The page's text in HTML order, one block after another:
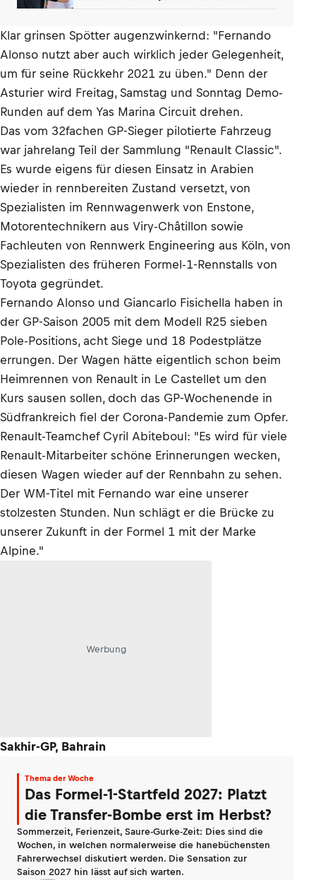
Klar grinsen Spötter augenzwinkernd: "Fernando
Alonso nutzt aber auch wirklich jeder Gelegenheit,
um für seine Rückkehr 2021 zu üben." Denn der
Asturier wird Freitag, Samstag und Sonntag Demo-
Runden auf dem Yas Marina Circuit drehen.
Das vom 32fachen GP-Sieger pilotierte Fahrzeug
war jahrelang Teil der Sammlung "Renault Classic".
Es wurde eigens für diesen Einsatz in Arabien
wieder in rennbereiten Zustand versetzt, von
Spezialisten im Rennwagenwerk von Enstone,
Motorentechnikern aus Viry-Châtillon sowie
Fachleuten von Rennwerk Engineering aus Köln, von
Spezialisten des früheren Formel-1-Rennstalls von
Toyota gegründet.
Fernando Alonso und Giancarlo Fisichella haben in
der GP-Saison 2005 mit dem Modell R25 sieben
Pole-Positions, acht Siege und 18 Podestplätze
errungen. Der Wagen hätte eigentlich schon beim
Heimrennen von Renault in Le Castellet um den
Kurs sausen sollen, doch das GP-Wochenende in
Südfrankreich fiel der Corona-Pandemie zum Opfer.
Renault-Teamchef Cyril Abiteboul: "Es wird für viele
Renault-Mitarbeiter schöne Erinnerungen wecken,
diesen Wagen wieder auf der Rennbahn zu sehen.
Der WM-Titel mit Fernando war eine unserer
stolzesten Stunden. Nun schlägt er die Brücke zu
unserer Zukunft in der Formel 1 mit der Marke
Alpine."
Werbung
Sakhir-GP, Bahrain
Thema der Woche
Das Formel-1-Startfeld 2027: Platzt
die Transfer-Bombe erst im Herbst?
Sommerzeit, Ferienzeit, Saure-Gurke-Zeit: Dies sind die
Wochen, in welchen normalerweise die hanebüchensten
Fahrerwechsel diskutiert werden. Die Sensation zur
Saison 2027 hin lässt auf sich warten.